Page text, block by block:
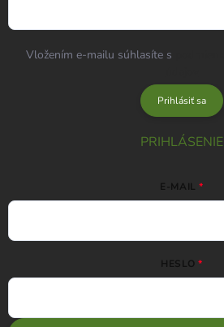
Vložením e-mailu súhlasíte s
Prihlásiť sa
PRIHLÁSENIE
E-MAIL
HESLO